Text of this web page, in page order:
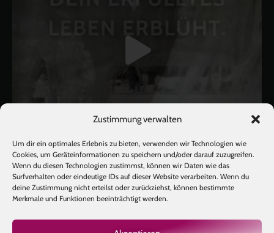
Zustimmung verwalten
Um dir ein optimales Erlebnis zu bieten, verwenden wir Technologien wie
Cookies, um Geräteinformationen zu speichern und/oder darauf zuzugreifen.
Wenn du diesen Technologien zustimmst, können wir Daten wie das
Surfverhalten oder eindeutige IDs auf dieser Website verarbeiten. Wenn du
deine Zustimmung nicht erteilst oder zurückziehst, können bestimmte
Merkmale und Funktionen beeinträchtigt werden.
Mehr laden Auf Instagram folgen